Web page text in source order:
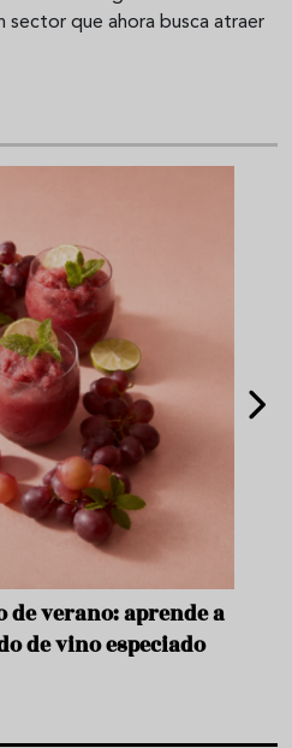
sector que ahora busca atraer
verano: aprende a
de vino especiado